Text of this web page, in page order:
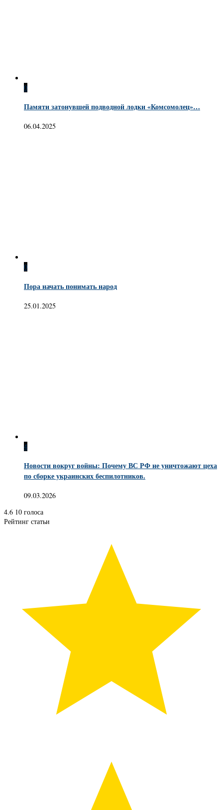
0
Памяти затонувшей подводной лодки «Комсомолец»…
06.04.2025
0
Пора начать понимать народ
25.01.2025
4
Новости вокруг войны: Почему ВС РФ не уничтожают цеха
по сборке украинских беспилотников.
09.03.2026
4.6 10 голоса
Рейтинг статьи